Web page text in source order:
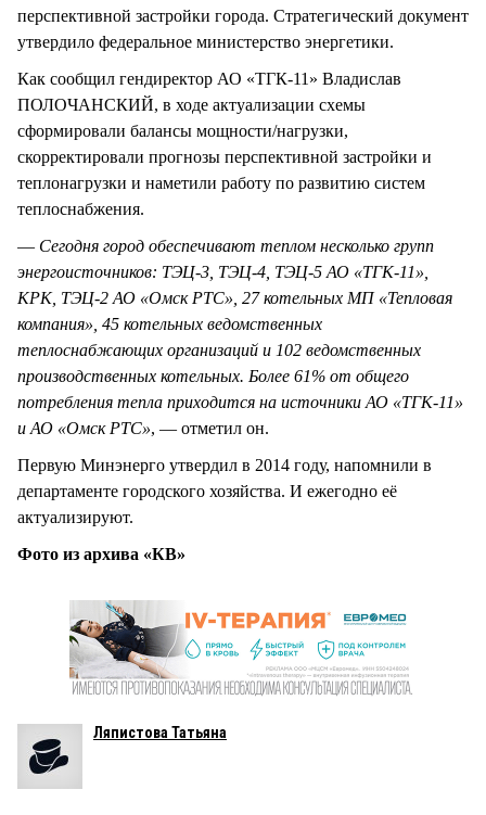
перспективной застройки города. Стратегический документ
утвердило федеральное министерство энергетики.
Как сообщил гендиректор АО «ТГК-11» Владислав
ПОЛОЧАНСКИЙ, в ходе актуализации схемы
сформировали балансы мощности/нагрузки,
скорректировали прогнозы перспективной застройки и
теплонагрузки и наметили работу по развитию систем
теплоснабжения.
— Сегодня город обеспечивают теплом несколько групп
энергоисточников: ТЭЦ-3, ТЭЦ-4, ТЭЦ-5 АО «ТГК-11»,
КРК, ТЭЦ-2 АО «Омск РТС», 27 котельных МП «Тепловая
компания», 45 котельных ведомственных
теплоснабжающих организаций и 102 ведомственных
производственных котельных. Более 61% от общего
потребления тепла приходится на источники АО «ТГК-11»
и АО «Омск РТС», — отметил он.
Первую Минэнерго утвердил в 2014 году, напомнили в
департаменте городского хозяйства. И ежегодно её
актуализируют.
Фото из архива «КВ»
Ляпистова Татьяна